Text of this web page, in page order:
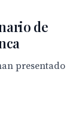
de
presentado